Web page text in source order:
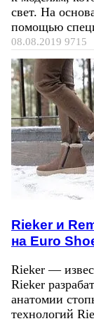
свет. На
помощью
08.08.2019 9715
Rieker и
на Euro
Rieker —
Rieker
анатомии
технологий